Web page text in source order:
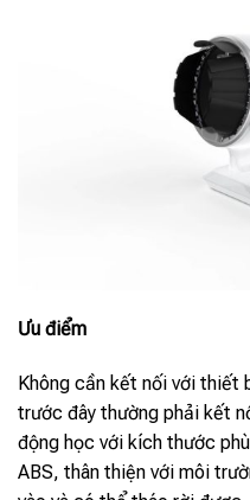
Ưu điểm
Không cần kết nối với thiết
trước đây thường phải kết
động học với kích thước
ABS, thân thiện với môi